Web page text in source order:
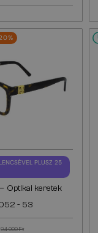
PLUSZ 25
Optikai keretek
- 53
94 000 Ft